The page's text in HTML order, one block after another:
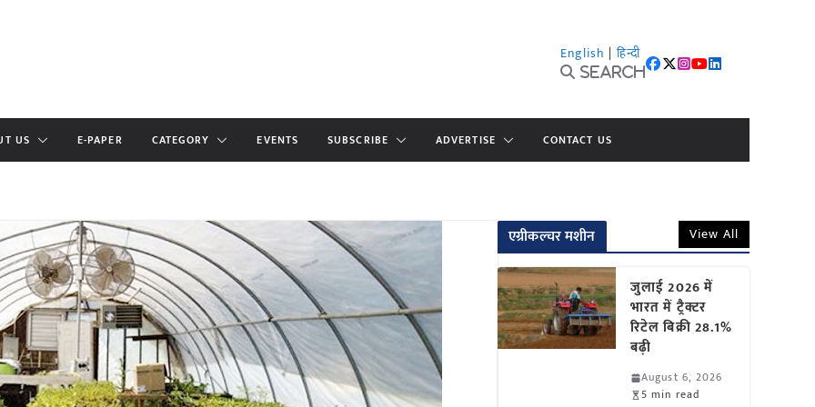
English | हिन्दी
Search
US E-PAPER CATEGORY EVENTS SUBSCRIBE ADVERTISE CONTACT US
एग्रीकल्चर मशीन View All
जुलाई 2026 में
भारत में ट्रैक्टर
रिटेल बिक्री 28.1%
बढ़ी
August 6, 2026
5 min read